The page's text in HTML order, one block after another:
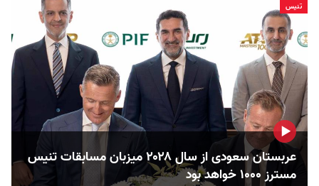
تنيس
عربستان سعودی از سال ۲۰۲۸ میزبان مسابقات تنیس
مسترز ۱۰۰۰ خواهد بود